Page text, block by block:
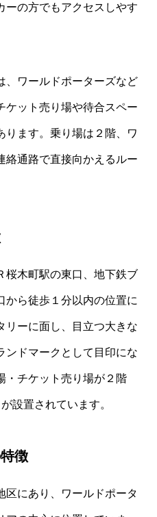
ーの方でもアクセスしやす
、ワールドポーターズなど
ケット売り場や待合スペー
ります。乗り場は２階、ワ
絡通路で直接向かえるルー
桜木町駅の東口、地下鉄ブ
から徒歩１分以内の位置に
リーに面し、目立つ大きな
ンドマークとして目印にな
・チケット売り場が２階
設置されています。
徴
区にあり、ワールドポータ